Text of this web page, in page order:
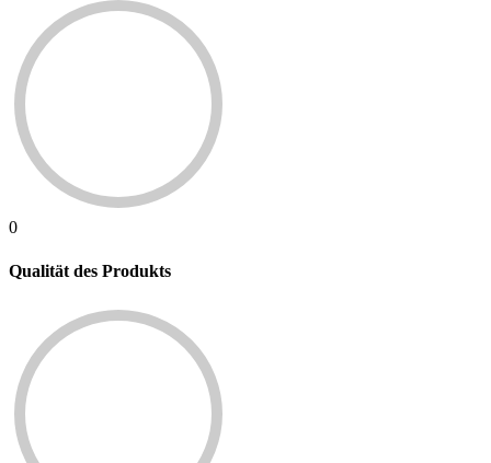
0
Qualität des Produkts